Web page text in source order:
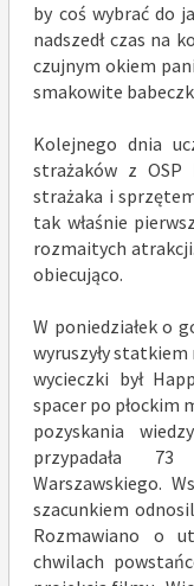
by coś wybrać do
nadszedł czas na
czujnym okiem
smakowite
Kolejnego dnia
strażaków z
strażaka i
tak właśnie
rozmaitych
obiecująco.
W poniedziałek o
wyruszyły
wycieczki był
spacer po płockim
pozyskania
przypadała
Warszawskiego.
szacunkiem
Rozmawiano o
chwilach